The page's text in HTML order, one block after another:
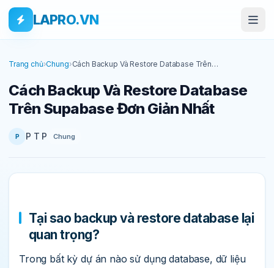
Skip to main content
Bỏ qua tới nội dung
LAPRO.VN
Trang chủ›Chung›Cách Backup Và Restore Database Trên
Cách Backup Và Restore Database
Trên Supabase Đơn Giản Nhất
P P T P Chung
Tại sao backup và restore database lại
quan trọng?
Trong bất kỳ dự án nào sử dụng database, dữ liệu